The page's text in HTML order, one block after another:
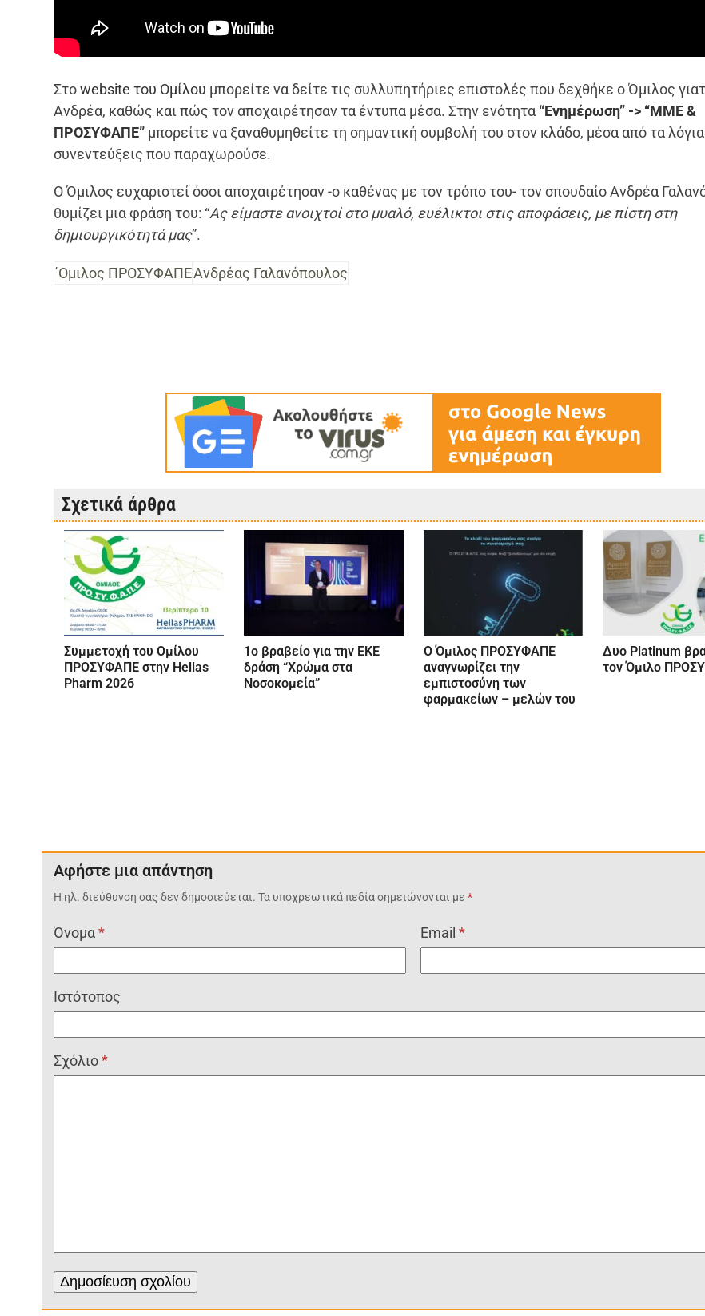
Στοwebsite του Ομίλου μπορείτε να δείτε τις συλλυπητήριες επιστολές που δεχθήκε ο Όμιλος
Ανδρέα, καθώς και πώς τον αποχαιρέτησαν τα έντυπα μέσα. Στην ενότητα “Ενημέρωση” -> “ΜΜΕ &
ΠΡΟΣΥΦΑΠΕ” μπορείτε να ξαναθυμηθείτε τη σημαντική συμβολή του στον κλάδο, μέσα από τα
συνεντεύξεις που παραχωρούσε.
Ο Όμιλος ευχαριστεί όσοι αποχαιρέτησαν -ο καθένας με τον τρόπο του- τον σπουδαίο Ανδρέα
θυμίζει μια φράση του: “Ας είμαστε ανοιχτοί στο μυαλό, ευέλικτοι στις αποφάσεις, με πίστη στη
δημιουργικότητά μας”.
΄Ομιλος ΠΡΟΣΥΦΑΠΕΑνδρέας Γαλανόπουλος
Σχετικά άρθρα
Συμμετοχή του Ομίλου
ΠΡΟΣΥΦΑΠΕ στην Hellas
Pharm 2026
1o βραβείο για την ΕΚΕ
δράση “Χρώμα στα
Νοσοκομεία”
Ο Όμιλος ΠΡΟΣΥΦΑΠΕ
αναγνωρίζει την
εμπιστοσύνη των
φαρμακείων – μελών του
Δυο Platinum
τον Όμιλο
Αφήστε μια απάντηση
Η ηλ. διεύθυνση σας δεν δημοσιεύεται. Τα υποχρεωτικά πεδία σημειώνονται με*
Όνομα* Email*
Ιστότοπος
Σχόλιο*